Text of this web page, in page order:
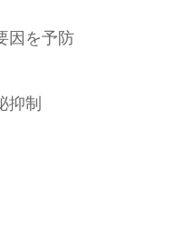
因を予防
抑制